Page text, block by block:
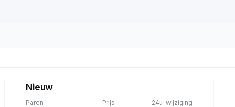
Nieuw
Paren Prijs 24u-wijziging